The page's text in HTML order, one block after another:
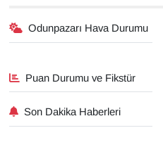
Odunpazarı Hava Durumu
Puan Durumu ve Fikstür
Son Dakika Haberleri